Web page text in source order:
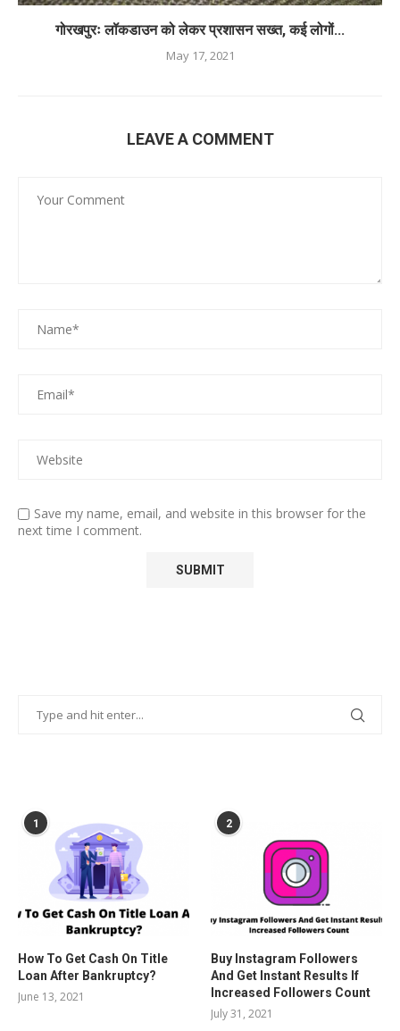
गोरखपुरः लॉकडाउन को लेकर प्रशासन सख्त, कई लोगों...
May 17, 2021
LEAVE A COMMENT
Save my name, email, and website in this browser for the
next time I comment.
1
How To Get Cash On Title
Loan After Bankruptcy?
June 13, 2021
2
Buy Instagram Followers
And Get Instant Results If
Increased Followers Count
July 31, 2021